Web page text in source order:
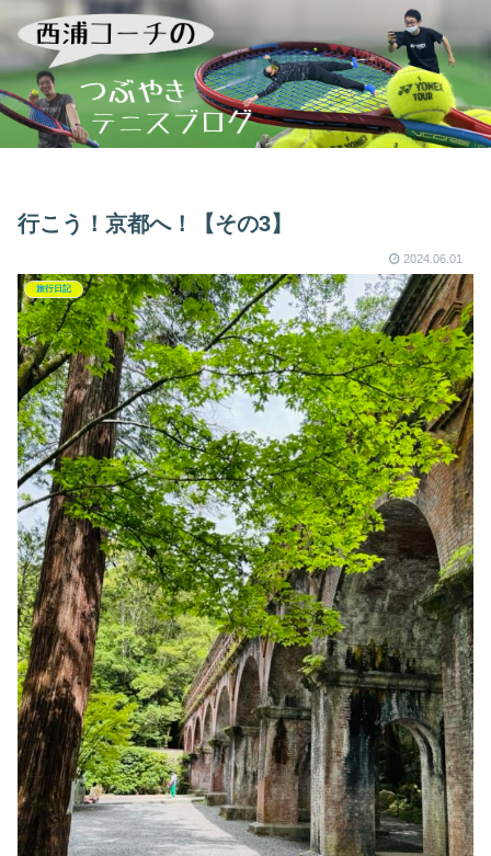
行こう！京都へ！【その3】
2024.06.01
旅行日記